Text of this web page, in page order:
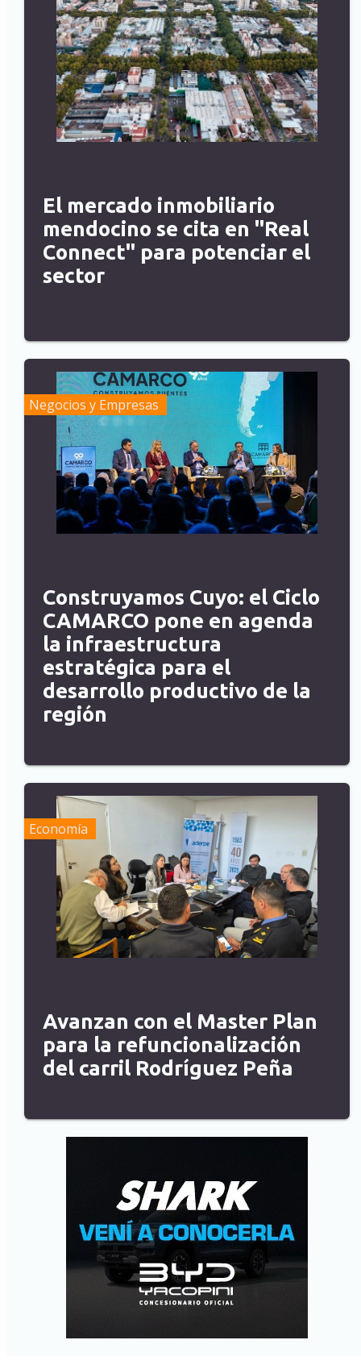
El mercado inmobiliario
mendocino se cita en "Real
Connect" para potenciar el
sector
Negocios y Empresas
Construyamos Cuyo: el Ciclo
CAMARCO pone en agenda
la infraestructura
estratégica para el
desarrollo productivo de la
región
Economía
Avanzan con el Master Plan
para la refuncionalización
del carril Rodríguez Peña